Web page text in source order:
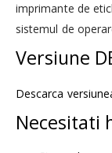
imprimante de
sistemul de
Versiune
Descarca
Necesitati